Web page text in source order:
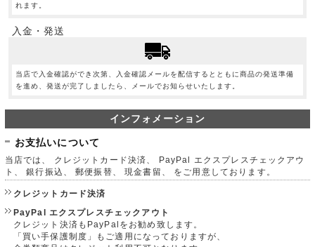
れます。
入金・発送
当店で入金確認ができ次第、入金確認メールを配信するとともに商品の発送準備
を進め、発送が完了しましたら、メールでお知らせいたします。
インフォメーション
お支払いについて
当店では、 クレジットカード決済、 PayPal エクスプレスチェックアウ
ト、 銀行振込、 郵便振替、 現金書留、 をご用意しております。
クレジットカード決済
PayPal エクスプレスチェックアウト
クレジット決済もPayPalをお勧め致します。
「買い手保護制度」もご適用になっておりますが、